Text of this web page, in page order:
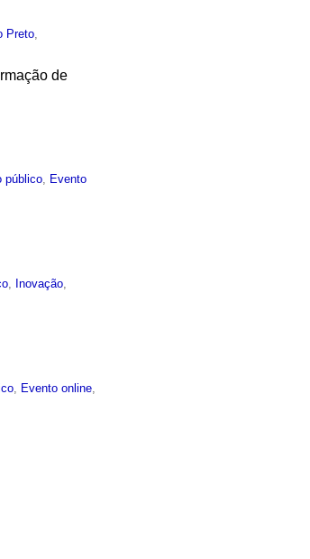
Preto
de
público, Evento
Inovação
Evento online